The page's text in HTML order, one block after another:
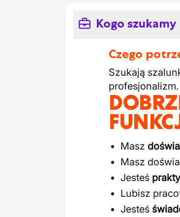
Kogo szukamy
Czego
Szukają
profesjonalizm.
Masz
Masz
Jesteś
Lubisz
Jesteś